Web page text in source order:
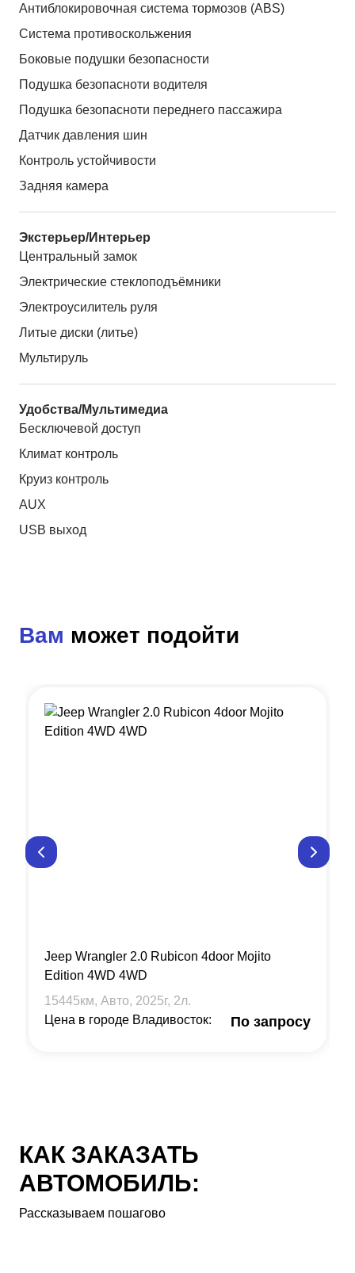
Антиблокировочная система тормозов (ABS)
Система противоскольжения
Боковые подушки безопасности
Подушка безопасноти водителя
Подушка безопасноти переднего пассажира
Датчик давления шин
Контроль устойчивости
Задняя камера
Экстерьер/Интерьер
Центральный замок
Электрические стеклоподъёмники
Электроусилитель руля
Литые диски (литье)
Мультируль
Удобства/Мультимедиа
Бесключевой доступ
Климат контроль
Круиз контроль
AUX
USB выход
Вам может подойти
Jeep Wrangler 2.0 Rubicon 4door Mojito
Edition 4WD 4WD
15445км, Авто, 2025г, 2л.
Цена в городе Владивосток:
По запросу
КАК ЗАКАЗАТЬ
АВТОМОБИЛЬ:
Рассказываем пошагово